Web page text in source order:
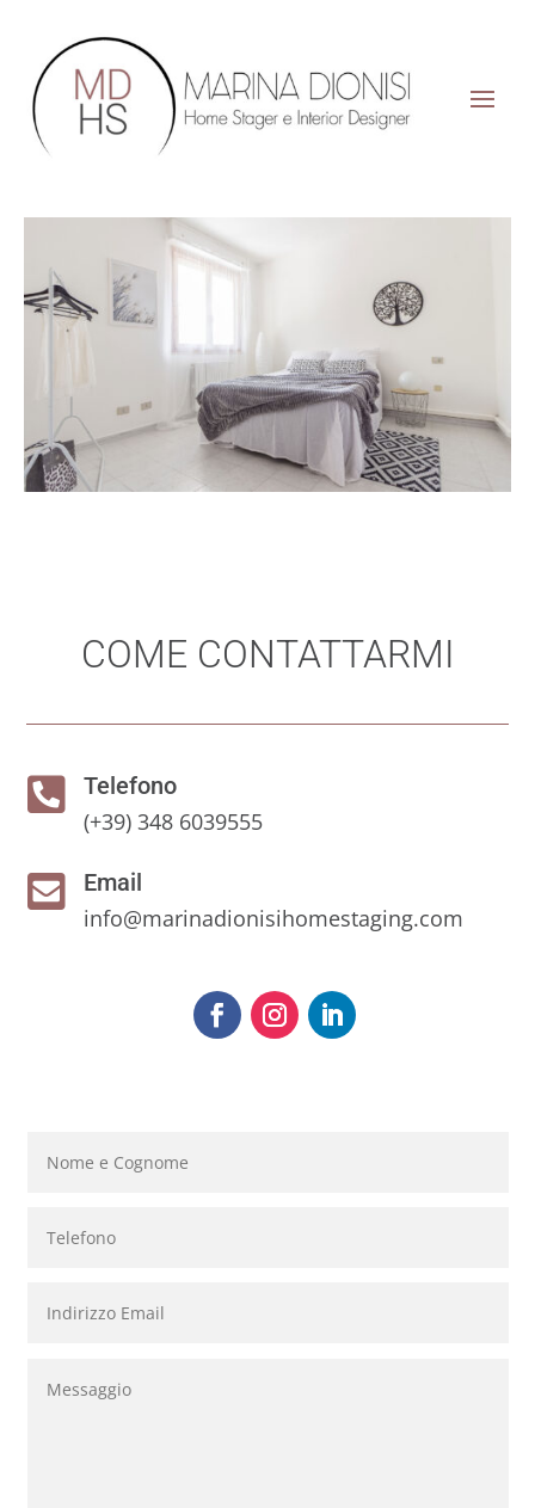
COME CONTATTARMI

Telefono
(+39) 348 6039555

Email
info@marinadionisihomestaging.com